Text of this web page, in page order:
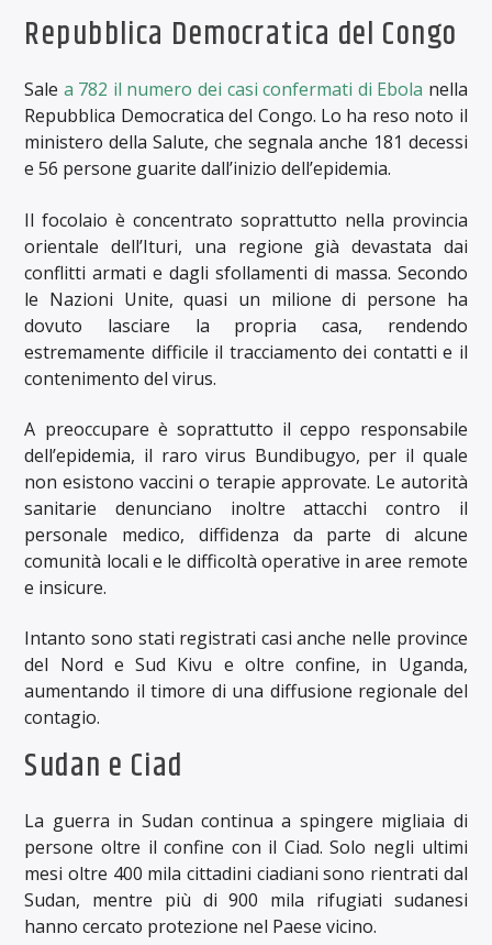
Repubblica Democratica del Congo
Sale a 782 il numero dei casi confermati di Ebola nella
Repubblica Democratica del Congo. Lo ha reso noto il
ministero della Salute, che segnala anche 181 decessi
e 56 persone guarite dall’inizio dell’epidemia.
Il focolaio è concentrato soprattutto nella provincia
orientale dell’Ituri, una regione già devastata dai
conflitti armati e dagli sfollamenti di massa. Secondo
le Nazioni Unite, quasi un milione di persone ha
dovuto lasciare la propria casa, rendendo
estremamente difficile il tracciamento dei contatti e il
contenimento del virus.
A preoccupare è soprattutto il ceppo responsabile
dell’epidemia, il raro virus Bundibugyo, per il quale
non esistono vaccini o terapie approvate. Le autorità
sanitarie denunciano inoltre attacchi contro il
personale medico, diffidenza da parte di alcune
comunità locali e le difficoltà operative in aree remote
e insicure.
Intanto sono stati registrati casi anche nelle province
del Nord e Sud Kivu e oltre confine, in Uganda,
aumentando il timore di una diffusione regionale del
contagio.
Sudan e Ciad
La guerra in Sudan continua a spingere migliaia di
persone oltre il confine con il Ciad. Solo negli ultimi
mesi oltre 400 mila cittadini ciadiani sono rientrati dal
Sudan, mentre più di 900 mila rifugiati sudanesi
hanno cercato protezione nel Paese vicino.